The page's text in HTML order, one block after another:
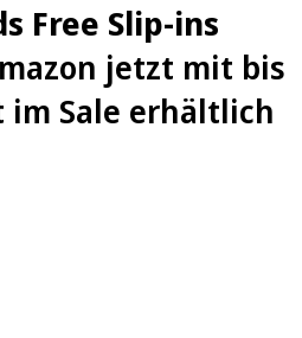
Free Slip-ins
jetzt mit bis
im Sale erhältlich